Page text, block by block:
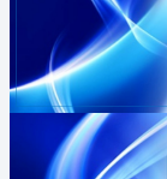
工
作